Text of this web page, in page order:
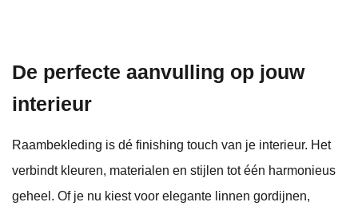
De perfecte aanvulling op jouw
interieur
Raambekleding is dé finishing touch van je interieur. Het
verbindt kleuren, materialen en stijlen tot één harmonieus
geheel. Of je nu kiest voor elegante linnen gordijnen,